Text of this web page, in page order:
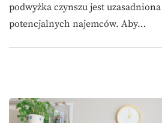
podwyżka czynszu jest
potencjalnych najemców. Aby…